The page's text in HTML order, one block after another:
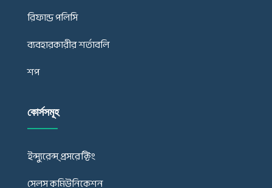
রিফান্ড পলিসি
ব্যবহারকারীর শর্তাবলি
শপ
কোর্সসমূহ
ইন্স্যুরেন্স্ প্রসরেক্টিং
সেলস কমিউনিকেশন